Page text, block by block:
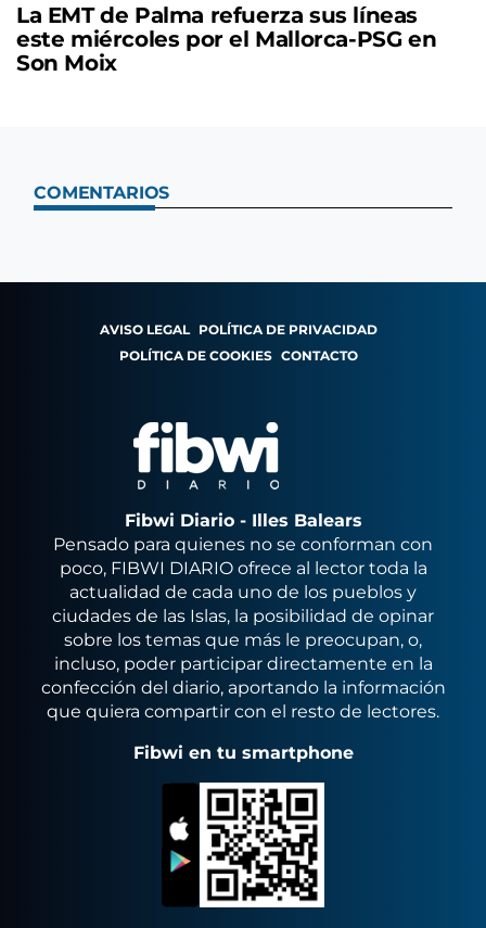
La EMT de Palma refuerza sus líneas
este miércoles por el Mallorca-PSG en
Son Moix
COMENTARIOS
AVISO LEGAL POLÍTICA DE PRIVACIDAD
POLÍTICA DE COOKIES CONTACTO
Fibwi Diario - Illes Balears
Pensado para quienes no se conforman con
poco, FIBWI DIARIO ofrece al lector toda la
actualidad de cada uno de los pueblos y
ciudades de las Islas, la posibilidad de opinar
sobre los temas que más le preocupan, o,
incluso, poder participar directamente en la
confección del diario, aportando la información
que quiera compartir con el resto de lectores.
Fibwi en tu smartphone